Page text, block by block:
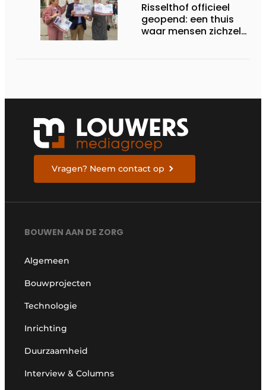
Risselthof officieel
geopend: een thuis
waar mensen zichzelf
Vragen? Neem contact op
BOUWEN AAN DE ZORG
Algemeen
Bouwprojecten
Technologie
Inrichting
Duurzaamheid
Interview & Columns